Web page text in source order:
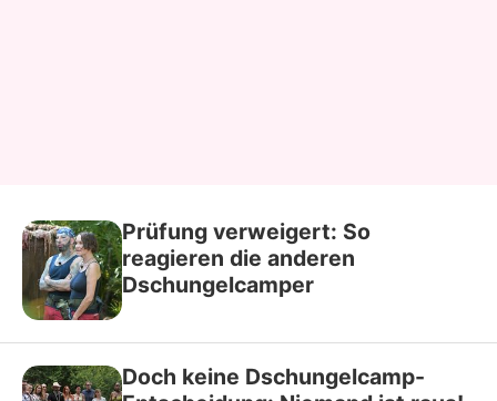
Prüfung verweigert: So
reagieren die anderen
Dschungelcamper
Doch keine Dschungelcamp-